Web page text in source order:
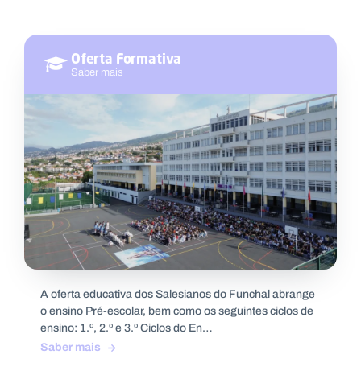
Oferta Formativa
Saber mais
A oferta educativa dos Salesianos do Funchal abrange
o ensino Pré-escolar, bem como os seguintes ciclos de
ensino: 1.º, 2.º e 3.º Ciclos do En…
Saber mais